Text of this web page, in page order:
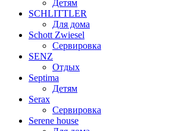
Детям
SCHLITTLER
Для дома
Schott Zwiesel
Сервировка
SENZ
Отдых
Septima
Детям
Serax
Сервировка
Serene house